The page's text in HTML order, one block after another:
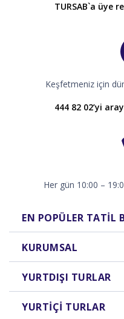
TURSAB`a üye
Keşfetmeniz için
444 82 02’yi
Her gün 10:00 –
EN POPÜLER TATIL
KURUMSAL
YURTDIŞI TURLAR
YURTIÇI TURLAR